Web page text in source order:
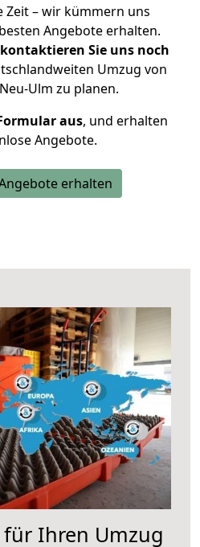
Zeit – wir kümmern uns
Angebote erhalten.
kontaktieren Sie uns noch
Umzug von
Ulm zu planen.
aus, und erhalten
Angebote.
erhalten
für Ihren Umzug